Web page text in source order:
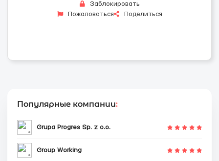
Заблокировать
Пожаловаться
Поделиться
Популярные компании:
Grupa Progres Sp. z o.o.
Group Working